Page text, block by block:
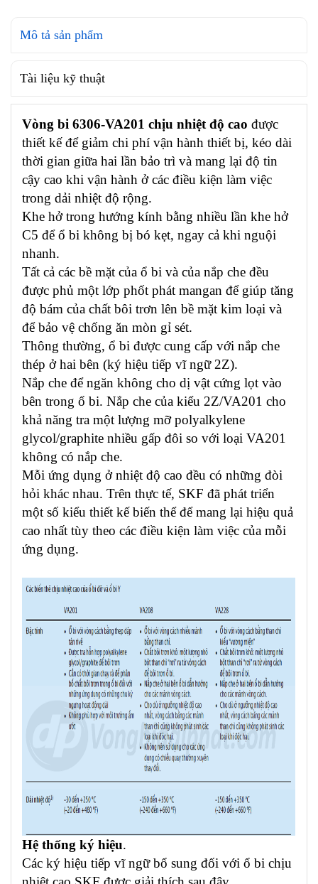
Mô tả sản phẩm
Tài liệu kỹ thuật
Vòng bi 6306-VA201 chịu nhiệt độ cao được
thiết kế để giảm chi phí vận hành thiết bị, kéo dài
thời gian giữa hai lần bảo trì và mang lại độ tin
cậy cao khi vận hành ở các điều kiện làm việc
trong dải nhiệt độ rộng.
Khe hở trong hướng kính bằng nhiều lần khe hở
C5 để ổ bi không bị bó kẹt, ngay cả khi nguội
nhanh.
Tất cả các bề mặt của ổ bi và của nắp che đều
được phủ một lớp phốt phát mangan để giúp tăng
độ bám của chất bôi trơn lên bề mặt kim loại và
để bảo vệ chống ăn mòn gỉ sét.
Thông thường, ổ bi được cung cấp với nắp che
thép ở hai bên (ký hiệu tiếp vĩ ngữ 2Z).
Nắp che để ngăn không cho dị vật cứng lọt vào
bên trong ổ bi. Nắp che của kiểu 2Z/VA201 cho
khả năng tra một lượng mỡ polyalkylene
glycol/graphite nhiều gấp đôi so với loại VA201
không có nắp che.
Mỗi ứng dụng ở nhiệt độ cao đều có những đòi
hỏi khác nhau. Trên thực tế, SKF đã phát triển
một số kiểu thiết kế biến thể để mang lại hiệu quả
cao nhất tùy theo các điều kiện làm việc của mỗi
ứng dụng.
Hệ thống ký hiệu.
Các ký hiệu tiếp vĩ ngữ bổ sung đối với ổ bi chịu